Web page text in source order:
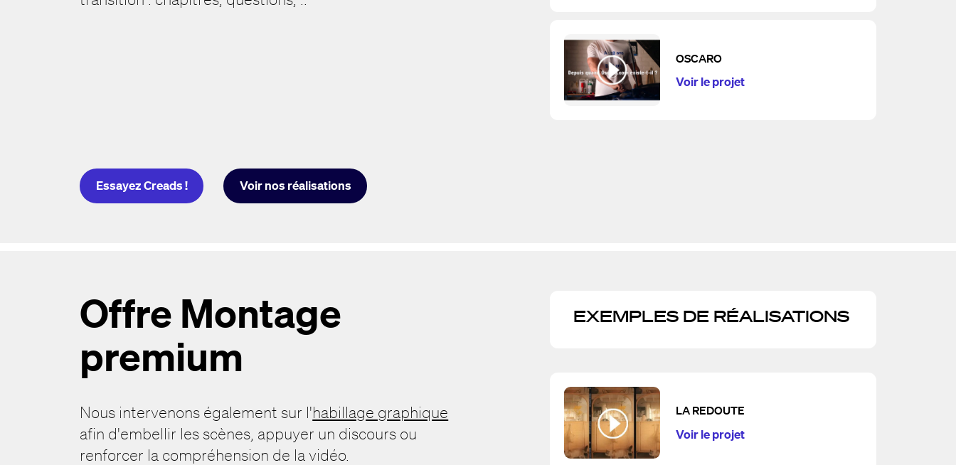
OSCARO
Voir le projet
Essayez Creads ! Voir nos réalisations
Offre Montage
premium
Nous intervenons également sur l'habillage graphique
afin d'embellir les scènes, appuyer un discours ou
renforcer la compréhension de la vidéo.
EXEMPLES DE RÉALISATIONS
LA REDOUTE
Voir le projet